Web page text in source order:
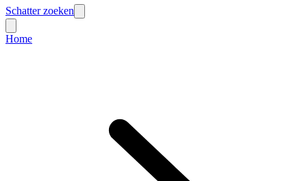
Schatter zoeken
Home